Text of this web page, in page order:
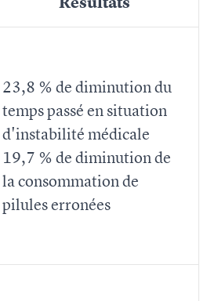
23,8 % de diminution du
temps passé en situation
d'instabilité médicale
19,7 % de diminution de
la consommation de
pilules erronées